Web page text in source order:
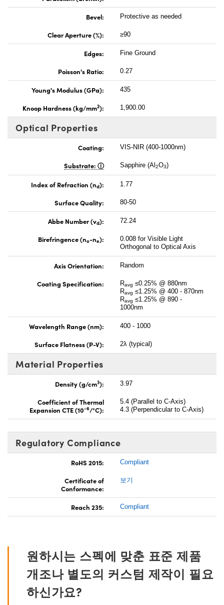
Bevel: Protective as needed
Clear Aperture (%): ≥90
Edges: Fine Ground
Poisson's Ratio: 0.27
Young's Modulus (GPa): 435
Knoop Hardness (kg/mm2): 1,900.00
Optical Properties
Coating: VIS-NIR (400-1000nm)
Substrate: Sapphire (Al 2O3)
Index of Refraction (nd): 1.77
Surface Quality: 80-50
Abbe Number (vd): 72.24
Birefringence (no-ne):
0.008 for Visible Light
Orthogonal to Optical Axis
Axis Orientation: Random
Coating Specification: Ravg ≤0.25% @ 880nm
Ravg ≤1.25% @ 400 - 870nm
Ravg ≤1.25% @ 890 -
1000nm
Wavelength Range (nm): 400 - 1000
Surface Flatness (P-V): 2λ (typical)
Material Properties
Density (g/cm3): 3.97
Coefficient of Thermal
Expansion CTE (10-6/°C):
5.4 (Parallel to C-Axis)
4.3 (Perpendicular to C-Axis)
Regulatory Compliance
RoHS 2015: Compliant
Certificate of
Conformance:
보기
Reach 235: Compliant
원하시는 스펙에 맞춘 표준 제품
개조나 별도의 커스텀 제작이 필요
하신가요?